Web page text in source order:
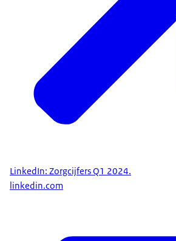
LinkedIn: Zorgcijfers Q1 2024.
linkedin.com